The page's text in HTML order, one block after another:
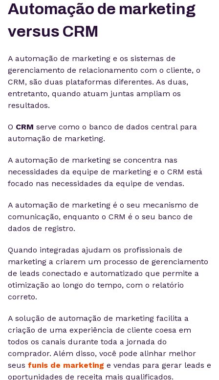
Automação de marketing
versus CRM
A automação de marketing e os sistemas de
gerenciamento de relacionamento com o cliente, o
CRM, são duas plataformas diferentes. As duas,
entretanto, quando atuam juntas ampliam os
resultados.
O CRM serve como o banco de dados central para
automação de marketing.
A automação de marketing se concentra nas
necessidades da equipe de marketing e o CRM está
focado nas necessidades da equipe de vendas.
A automação de marketing é o seu mecanismo de
comunicação, enquanto o CRM é o seu banco de
dados de registro.
Quando integradas ajudam os profissionais de
marketing a criarem um processo de gerenciamento
de leads conectado e automatizado que permite a
otimização ao longo do tempo, com o relatório
correto.
A solução de automação de marketing facilita a
criação de uma experiência de cliente coesa em
todos os canais durante toda a jornada do
comprador. Além disso, você pode alinhar melhor
seus funis de marketing e vendas para gerar leads e
oportunidades de receita mais qualificados.